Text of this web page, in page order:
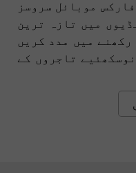
موبائل سروسز
میں تازہ ترین
میں مدد کریں
تاجروں کے